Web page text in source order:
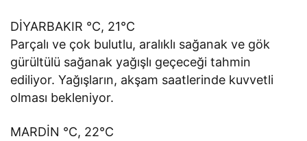
DİYARBAKIR °C, 21°C
Parçalı ve çok bulutlu, aralıklı sağanak ve gök
gürültülü sağanak yağışlı geçeceği tahmin
ediliyor. Yağışların, akşam saatlerinde kuvvetli
olması bekleniyor.
MARDİN °C, 22°C